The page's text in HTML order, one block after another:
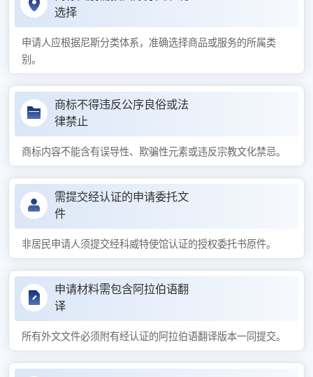
选择
申请人应根据尼斯分类体系，准确选择商品或服务的所属类
别。
商标不得违反公序良俗或法
律禁止
商标内容不能含有误导性、欺骗性元素或违反宗教文化禁忌。
需提交经认证的申请委托文
件
非居民申请人须提交经科威特使馆认证的授权委托书原件。
申请材料需包含阿拉伯语翻
译
所有外文文件必须附有经认证的阿拉伯语翻译版本一同提交。